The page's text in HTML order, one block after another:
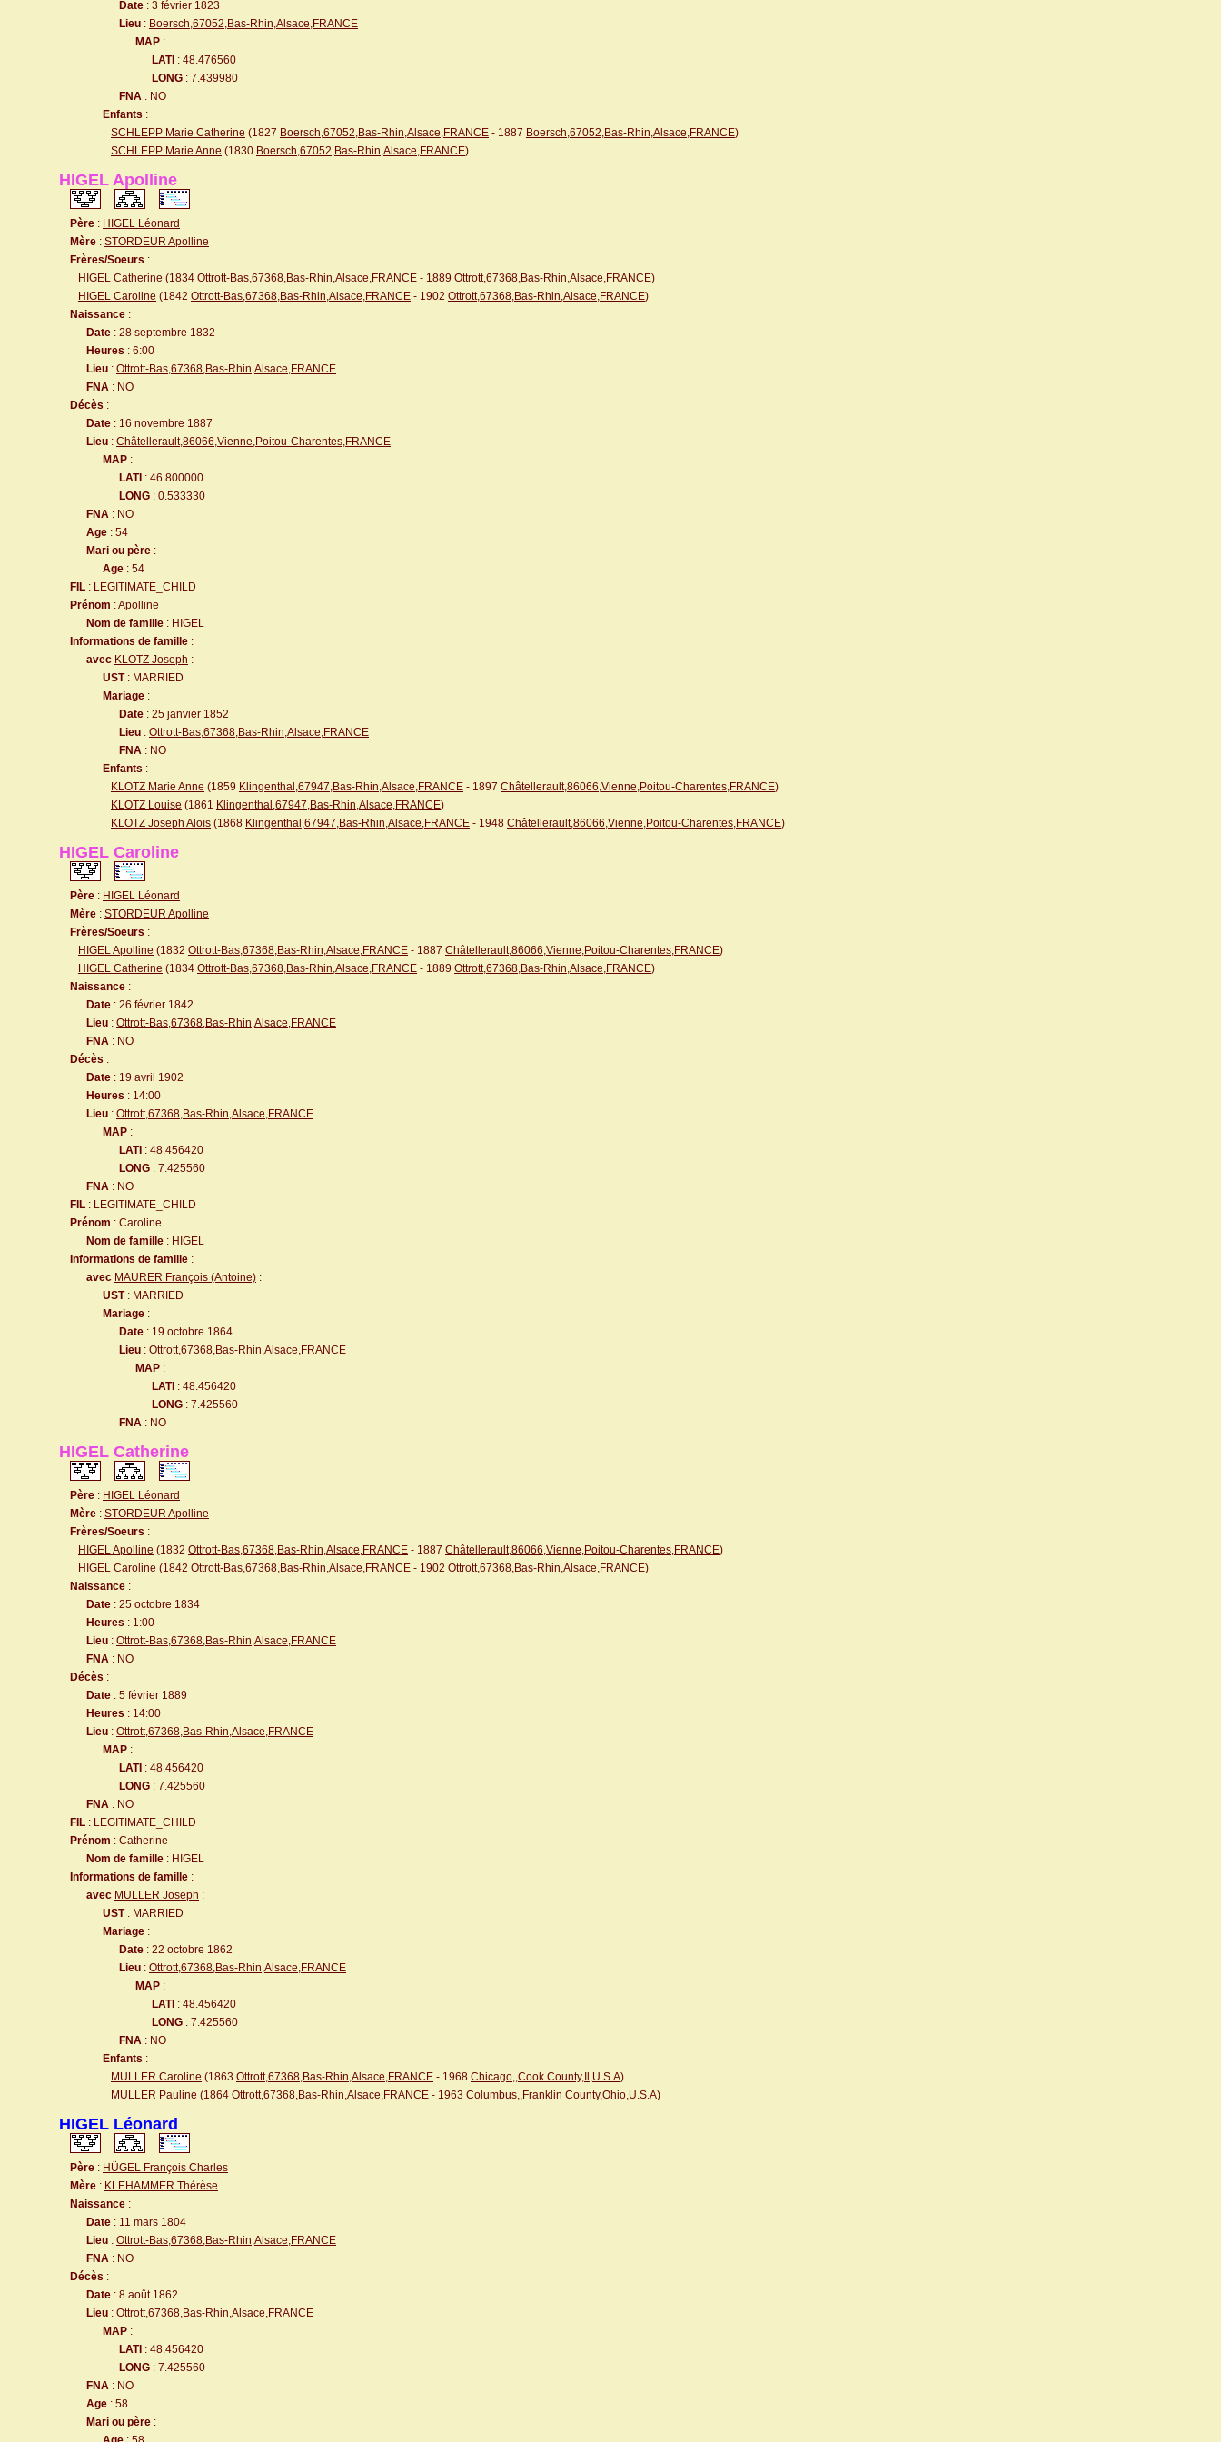
Date : 3 février 1823
Lieu : Boersch,67052,Bas-Rhin,Alsace,FRANCE
MAP :
LATI : 48.476560
LONG : 7.439980
FNA : NO
Enfants :
SCHLEPP Marie Catherine (1827 Boersch,67052,Bas-Rhin,Alsace,FRANCE - 1887 Boersch,67052,Bas-Rhin,Alsace,FRANCE)
SCHLEPP Marie Anne (1830 Boersch,67052,Bas-Rhin,Alsace,FRANCE)
HIGEL Apolline
Père : HIGEL Léonard
Mère : STORDEUR Apolline
Frères/Soeurs :
HIGEL Catherine (1834 Ottrott-Bas,67368,Bas-Rhin,Alsace,FRANCE - 1889 Ottrott,67368,Bas-Rhin,Alsace,FRANCE)
HIGEL Caroline (1842 Ottrott-Bas,67368,Bas-Rhin,Alsace,FRANCE - 1902 Ottrott,67368,Bas-Rhin,Alsace,FRANCE)
Naissance :
Date : 28 septembre 1832
Heures : 6:00
Lieu : Ottrott-Bas,67368,Bas-Rhin,Alsace,FRANCE
FNA : NO
Décès :
Date : 16 novembre 1887
Lieu : Châtellerault,86066,Vienne,Poitou-Charentes,FRANCE
MAP :
LATI : 46.800000
LONG : 0.533330
FNA : NO
Age : 54
Mari ou père :
Age : 54
FIL : LEGITIMATE_CHILD
Prénom : Apolline
Nom de famille : HIGEL
Informations de famille :
avec KLOTZ Joseph :
UST: MARRIED
Mariage :
Date : 25 janvier 1852
Lieu : Ottrott-Bas,67368,Bas-Rhin,Alsace,FRANCE
FNA : NO
Enfants :
KLOTZ Marie Anne (1859 Klingenthal,67947,Bas-Rhin,Alsace,FRANCE - 1897 Châtellerault,86066,Vienne,Poitou-Charentes,FRANCE)
KLOTZ Louise (1861 Klingenthal,67947,Bas-Rhin,Alsace,FRANCE)
KLOTZ Joseph Aloïs (1868 Klingenthal,67947,Bas-Rhin,Alsace,FRANCE - 1948 Châtellerault,86066,Vienne,Poitou-Charentes,FRANCE)
HIGEL Caroline
Père : HIGEL Léonard
Mère : STORDEUR Apolline
Frères/Soeurs :
HIGEL Apolline (1832 Ottrott-Bas,67368,Bas-Rhin,Alsace,FRANCE - 1887 Châtellerault,86066,Vienne,Poitou-Charentes,FRANCE)
HIGEL Catherine (1834 Ottrott-Bas,67368,Bas-Rhin,Alsace,FRANCE - 1889 Ottrott,67368,Bas-Rhin,Alsace,FRANCE)
Naissance :
Date : 26 février 1842
Lieu : Ottrott-Bas,67368,Bas-Rhin,Alsace,FRANCE
FNA : NO
Décès :
Date : 19 avril 1902
Heures : 14:00
Lieu : Ottrott,67368,Bas-Rhin,Alsace,FRANCE
MAP :
LATI : 48.456420
LONG : 7.425560
FNA : NO
FIL : LEGITIMATE_CHILD
Prénom : Caroline
Nom de famille : HIGEL
Informations de famille :
avec MAURER François (Antoine) :
UST: MARRIED
Mariage :
Date : 19 octobre 1864
Lieu : Ottrott,67368,Bas-Rhin,Alsace,FRANCE
MAP :
LATI : 48.456420
LONG : 7.425560
FNA : NO
HIGEL Catherine
Père : HIGEL Léonard
Mère : STORDEUR Apolline
Frères/Soeurs :
HIGEL Apolline (1832 Ottrott-Bas,67368,Bas-Rhin,Alsace,FRANCE - 1887 Châtellerault,86066,Vienne,Poitou-Charentes,FRANCE)
HIGEL Caroline (1842 Ottrott-Bas,67368,Bas-Rhin,Alsace,FRANCE - 1902 Ottrott,67368,Bas-Rhin,Alsace,FRANCE)
Naissance :
Date : 25 octobre 1834
Heures : 1:00
Lieu : Ottrott-Bas,67368,Bas-Rhin,Alsace,FRANCE
FNA : NO
Décès :
Date : 5 février 1889
Heures : 14:00
Lieu : Ottrott,67368,Bas-Rhin,Alsace,FRANCE
MAP :
LATI : 48.456420
LONG : 7.425560
FNA : NO
FIL : LEGITIMATE_CHILD
Prénom : Catherine
Nom de famille : HIGEL
Informations de famille :
avec MULLER Joseph :
UST: MARRIED
Mariage :
Date : 22 octobre 1862
Lieu : Ottrott,67368,Bas-Rhin,Alsace,FRANCE
MAP :
LATI : 48.456420
LONG : 7.425560
FNA : NO
Enfants :
MULLER Caroline (1863 Ottrott,67368,Bas-Rhin,Alsace,FRANCE - 1968 Chicago,,Cook County,Il,U.S.A)
MULLER Pauline (1864 Ottrott,67368,Bas-Rhin,Alsace,FRANCE - 1963 Columbus,,Franklin County,Ohio,U.S.A)
HIGEL Léonard
Père : HÜGEL François Charles
Mère : KLEHAMMER Thérèse
Naissance :
Date : 11 mars 1804
Lieu : Ottrott-Bas,67368,Bas-Rhin,Alsace,FRANCE
FNA : NO
Décès :
Date : 8 août 1862
Lieu : Ottrott,67368,Bas-Rhin,Alsace,FRANCE
MAP :
LATI : 48.456420
LONG : 7.425560
FNA : NO
Age : 58
Mari ou père :